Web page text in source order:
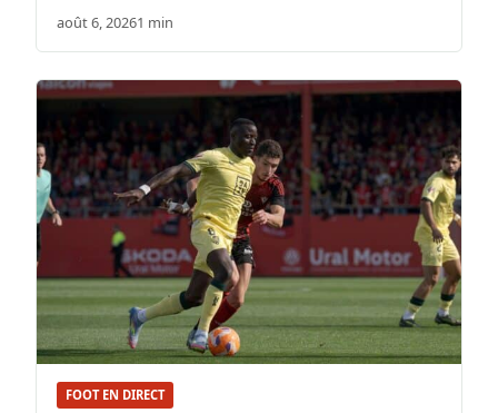
août 6, 20261 min
FOOT EN DIRECT